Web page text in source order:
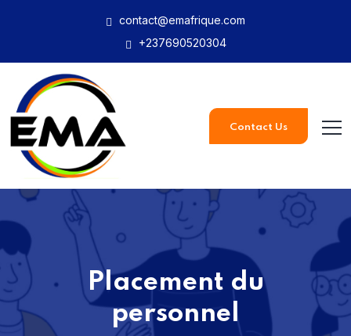
contact@emafrique.com
+237690520304
Contact Us
Placement du
personnel